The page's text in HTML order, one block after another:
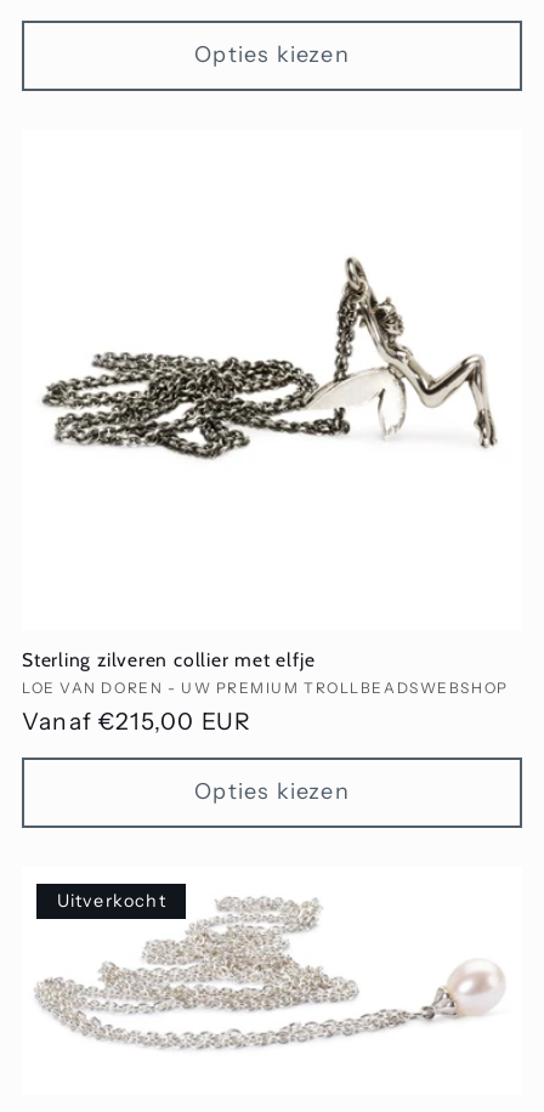
prijs
Opties kiezen
Sterling zilveren collier met elfje
Verkoper:
LOE VAN DOREN - UW PREMIUM TROLLBEADSWEBSHOP
Normale
prijs
Vanaf €215,00 EUR
Opties kiezen
Uitverkocht